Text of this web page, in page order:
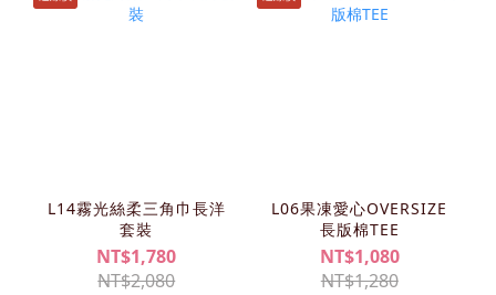
L14霧光絲柔三角巾長洋
套裝
NT$1,780
NT$2,080
L06果凍愛心OVERSIZE
長版棉TEE
NT$1,080
NT$1,280